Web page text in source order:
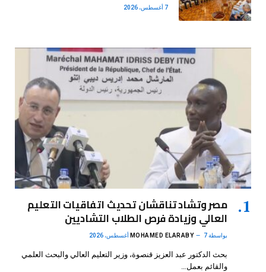
7 أغسطس، 2026
مصر وتشاد تناقشان تحديث اتفاقيات التعليم
العالي وزيادة فرص الطلاب التشاديين
بواسطة MOHAMED ELARABY 7 أغسطس، 2026
بحث الدكتور عبد العزيز قنصوة، وزير التعليم العالي والبحث العلمي
والقائم بعمل…